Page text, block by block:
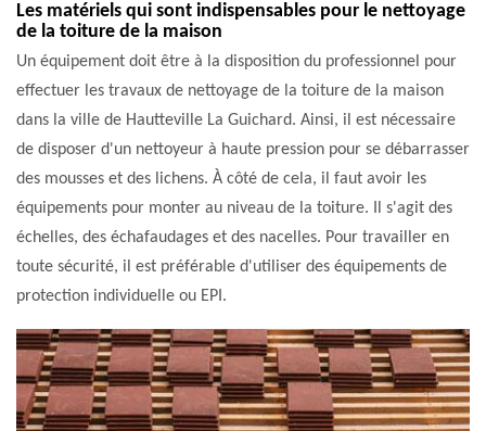
Les matériels qui sont indispensables pour le nettoyage
de la toiture de la maison
Un équipement doit être à la disposition du professionnel pour
effectuer les travaux de nettoyage de la toiture de la maison
dans la ville de Hautteville La Guichard. Ainsi, il est nécessaire
de disposer d'un nettoyeur à haute pression pour se débarrasser
des mousses et des lichens. À côté de cela, il faut avoir les
équipements pour monter au niveau de la toiture. Il s'agit des
échelles, des échafaudages et des nacelles. Pour travailler en
toute sécurité, il est préférable d'utiliser des équipements de
protection individuelle ou EPI.